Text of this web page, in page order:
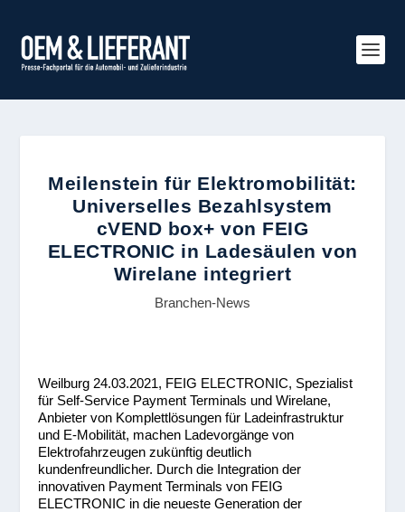
Meilenstein für Elektromobilität:
Universelles Bezahlsystem
cVEND box+ von FEIG
ELECTRONIC in Ladesäulen von
Wirelane integriert
Branchen-News
Weilburg 24.03.2021, FEIG ELECTRONIC, Spezialist
für Self-Service Payment Terminals und Wirelane,
Anbieter von Komplettlösungen für Ladeinfrastruktur
und E-Mobilität, machen Ladevorgänge von
Elektrofahrzeugen zukünftig deutlich
kundenfreundlicher. Durch die Integration der
innovativen Payment Terminals von FEIG
ELECTRONIC in die neueste Generation der